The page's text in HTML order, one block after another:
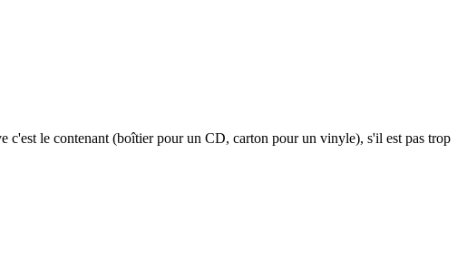
c'est le contenant (boîtier pour un CD, carton pour un vinyle), s'il est pas trop